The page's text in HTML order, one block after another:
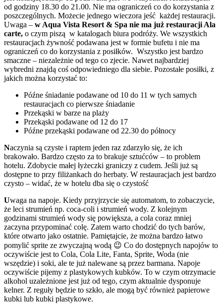
od godziny 18.30 do 21.00. Nie ma ograniczeń co do korzystania z
poszczególnych. Możecie jednego wieczora jeść każdej restauracji.
Uwaga – w Aqua Vista Resort & Spa nie ma już restauracji Ala
carte, o czym piszą w katalogach biura podróży. We wszystkich
restauracjach żywność podawana jest w formie bufetu i nie ma
ograniczeń co do korzystania z posiłków. Wszystko jest bardzo
smaczne – niezależnie od tego co zjecie. Nawet najbardziej
wybredni znajdą coś odpowiedniego dla siebie. Pozostałe posiłki, z
jakich można korzystać to:
Późne śniadanie podawane od 10 do 11 w tych samych
restauracjach co pierwsze śniadanie
Przekąski w barze na plaży
Przekąski podawane od 12 do 17
Późne przekąski podawane od 22.30 do północy
Naczynia są czyste i raptem jeden raz zdarzyło się, że ich
brakowało. Bardzo często za to brakuje sztućców – to problem
hotelu. Zdobycie małej łyżeczki graniczy z cudem. Jeśli już są
dostępne to przy filiżankach do herbaty. W restauracjach jest bardzo
czysto – widać, że w hotelu dba się o czystość
Uwaga na napoje. Kiedy przyjrzycie się automatom, to zobaczycie,
że leci strumień np. coca-coli i strumień wody. Z kolejnym
godzinami strumień wody się powiększa, a cola coraz mniej
zaczyna przypominać colę. Zatem warto chodzić do tych barów,
które otwarto jako ostatnie. Pamiętajcie, że można bardzo łatwo
pomylić sprite ze zwyczajną wodą 😉 Co do dostępnych napojów to
oczywiście jest to Cola, Cola Lite, Fanta, Sprite, Woda (nie
wszędzie) i soki, ale te już nalewane są przez barmana. Napoje
oczywiście pijemy z plastykowych kubków. To w czym otrzymacie
alkohol uzależnione jest już od tego, czym aktualnie dysponuje
kelner. Z reguły będzie to szkło, ale mogą być również papierowe
kubki lub kubki plastykowe.